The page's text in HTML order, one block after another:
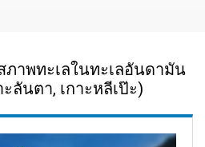
าพทะเลในทะเลอันดามัน
ลันตา, เกาะหลีเป๊ะ)